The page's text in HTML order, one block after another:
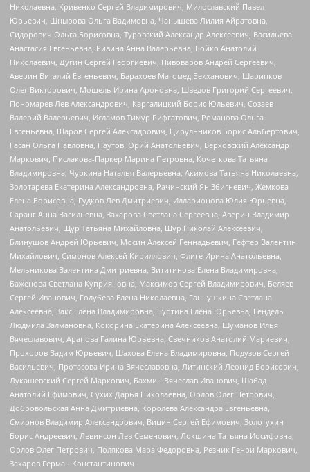
Николаевна, Кривенко Сергей Владимирович, Милославский Павел
Юрьевич, Шнырова Ольга Вадимовна, Чанышева Лилия Айратовна,
Сидорович Ольга Борисовна, Туровский Александр Алексеевич, Васильева
Анастасия Евгеньевна, Ривина Анна Валерьевна, Бойко Анатолий
Николаевич, Дугин Сергей Георгиевич, Пивоваров Андрей Сергеевич,
Аверин Виталий Евгеньевич, Барахоев Магомед Бекханович, Шарипков
Олег Викторович, Мошель Ирина Ароновна, Шведов Григорий Сергеевич,
Пономарев Лев Александрович, Каргалицкий Борис Юльевич, Созаев
Валерий Валерьевич, Исламов Тимур Рифгатович, Романова Ольга
Евгеньевна, Щаров Сергей Алексадрович, Цирульников Борис Альбертович,
Гасан Ольга Павловна, Паутов Юрий Анатольевич, Верховский Александр
Маркович, Пислакова-Паркер Марина Петровна, Кочеткова Татьяна
Владимировна, Чуркина Наталья Валерьевна, Акимова Татьяна Николаевна,
Золотарева Екатерина Александровна, Рачинский Ян Збигневич, Жемкова
Елена Борисовна, Гудков Лев Дмитриевич, Илларионова Юлия Юрьевна,
Саранг Анна Васильевна, Захарова Светлана Сергеевна, Аверин Владимир
Анатольевич, Щур Татьяна Михайловна, Щур Николай Алексеевич,
Блинушов Андрей Юрьевич, Мосин Алексей Геннадьевич, Гефтер Валентин
Михайлович, Симонов Алексей Кириллович, Флиге Ирина Анатольевна,
Мельникова Валентина Дмитриевна, Вититинова Елена Владимировна,
Баженова Светлана Куприяновна, Максимов Сергей Владимирович, Беляев
Сергей Иванович, Голубева Елена Николаевна, Ганнушкина Светлана
Алексеевна, Закс Елена Владимировна, Буртина Елена Юрьевна, Гендель
Людмила Залмановна, Кокорина Екатерина Алексеевна, Шуманов Илья
Вячеславович, Арапова Галина Юрьевна, Свечников Анатолий Мариевич,
Прохоров Вадим Юрьевич, Шахова Елена Владимировна, Подузов Сергей
Васильевич, Протасова Ирина Вячеславовна, Литинский Леонид Борисович,
Лукашевский Сергей Маркович, Бахмин Вячеслав Иванович, Шабад
Анатолий Ефимович, Сухих Дарья Николаевна, Орлов Олег Петрович,
Добровольская Анна Дмитриевна, Королева Александра Евгеньевна,
Смирнов Владимир Александрович, Вицин Сергей Ефимович, Золотухин
Борис Андреевич, Левинсон Лев Семенович, Локшина Татьяна Иосифовна,
Орлов Олег Петрович, Полякова Мара Федоровна, Резник Генри Маркович,
Захаров Герман Константинович